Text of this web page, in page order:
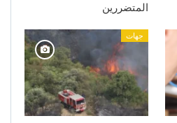
المتضررين
جهات